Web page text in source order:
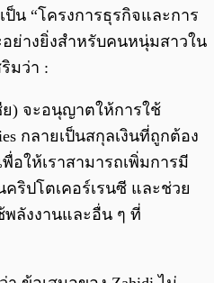
น “โครงการธุรกิจและการ
ย่างยิ่งสำหรับคนหนุ่มสาวใน
มว่า :
ย) จะอนุญาตให้การใช้
กลายเป็นสกุลเงินที่ถูกต้อง
อให้เราสามารถเพิ่มการมี
ริปโตเคอร์เรนซี และช่วย
พลังงานและอื่น ๆ ที่